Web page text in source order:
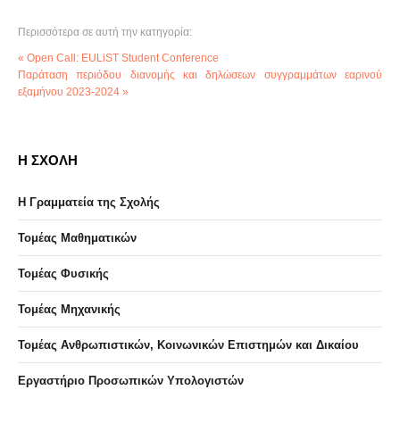
Περισσότερα σε αυτή την κατηγορία:
« Open Call: EULiST Student Conference
Παράταση περιόδου διανομής και δηλώσεων συγγραμμάτων εαρινού
εξαμήνου 2023-2024 »
Η ΣΧΟΛΗ
Η Γραμματεία της Σχολής
Τομέας Μαθηματικών
Τομέας Φυσικής
Τομέας Μηχανικής
Τομέας Ανθρωπιστικών, Κοινωνικών Επιστημών και Δικαίου
Eργαστήριo Προσωπικών Υπολογιστών